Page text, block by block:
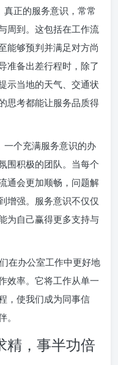
真正的服务意识，常常
周到。这包括在工作流
能够预判并满足对方尚
准备出差行程时，除了
示当地的天气、交通状
思考都能让服务品质得
一个充满服务意识的办
围积极的团队。当每个
通会更加顺畅，问题解
增强。服务意识不仅仅
为自己赢得更多支持与
在办公室工作中更好地
效率。它将工作从单一
，使我们成为同事信
精，事半功倍